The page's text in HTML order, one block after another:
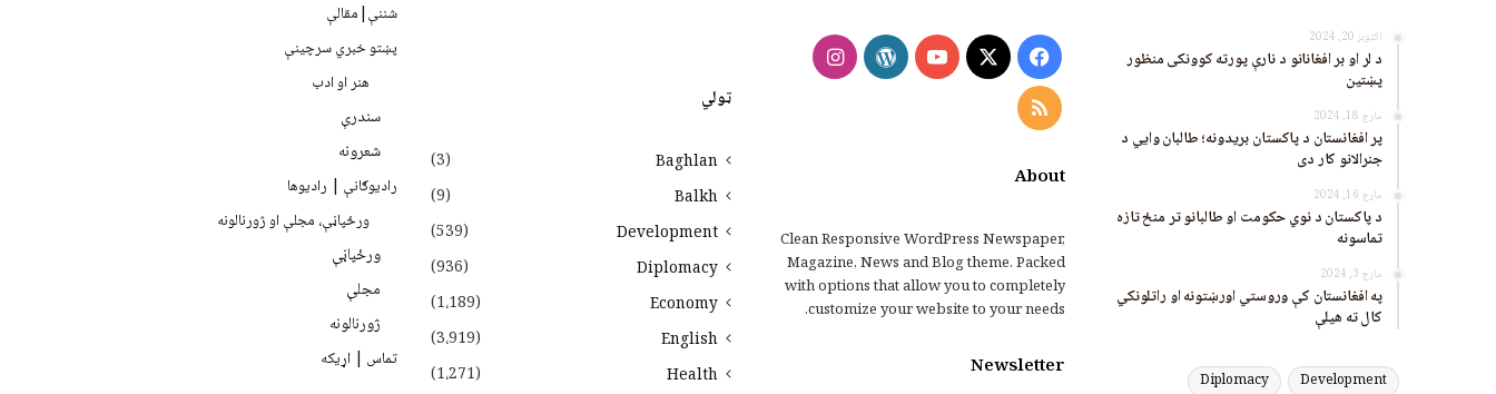
اکتوبر 20, 2024
د لر او بر افغانانو د نارې پورته کوونکی منظور
پښتین
مارچ 18, 2024
پر افغانستان د پاکستان بریدونه؛ طالبان وايي د
جنرالانو کار دی
مارچ 16, 2024
د پاکستان د نوي حکومت او طالبانو تر منځ تازه
تماسونه
مارچ 3, 2024
په افغانستان کې وروستي اورښتونه او راتلونکي
کال ته هیلې
Development
Diplomacy
Facebook
X
YouTube
WordPress
Instagram
RSS
About
Clean Responsive WordPress Newspaper,
Magazine, News and Blog theme. Packed
with options that allow you to completely
customize your website to your needs.
Newsletter
ټولي
Baghlan
(3)
Balkh
(9)
Development
(539)
Diplomacy
(936)
Economy
(1،189)
English
(3،919)
Health
(1،271)
شننې|مقالې
پښتو خبري سرچينې
هنر او ادب
سندرې
شعرونه
رادیوګانې | رادیوها
ورځپاڼې، مجلې او ژورنالونه
ورځپاڼې
مجلې
ژورنالونه
تماس | اړیکه